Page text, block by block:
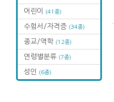
어린이 (41종)
수험서/자격증 (34종)
종교/역학 (12종)
연령별분류 (7종)
성인 (6종)